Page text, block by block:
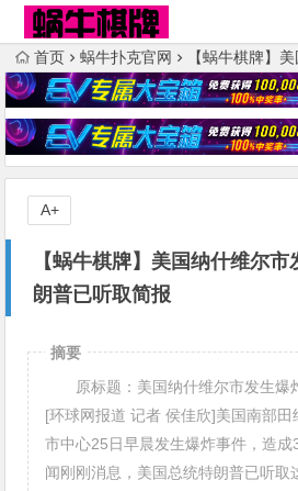
首页 蜗牛扑克官网 【蜗牛棋牌】美国纳什
【蜗牛棋牌】美国纳什维尔
朗普已听取简报
A+
摘要
原标题：美国纳什维尔市发生
[环球网报道 记者 侯佳欣]美国南部田
市中心25日早晨发生爆炸事件，造
闻刚刚消息，美国总统特朗普已听取